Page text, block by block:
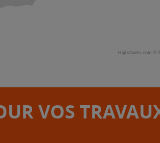
Highcharts.com ©
VOS